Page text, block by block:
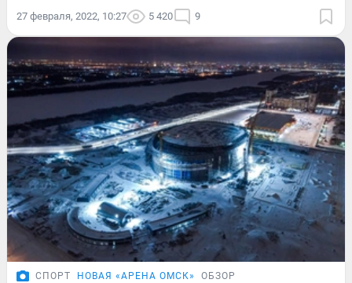
27 февраля, 2022, 10:27 5 420 9
СПОРТ НОВАЯ «АРЕНА ОМСК» ОБЗОР